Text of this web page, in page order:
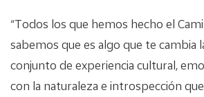
“Todos los que hemos hecho el
sabemos que es algo que te cambia
conjunto de experiencia cultural,
con la naturaleza e introspección